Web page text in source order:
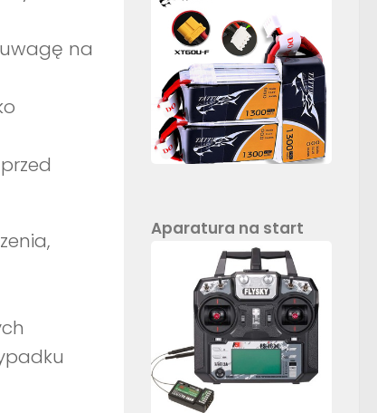
na
Aparatura na start